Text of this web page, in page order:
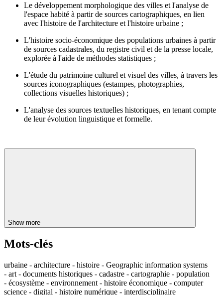
Le développement morphologique des villes et l'analyse de
l'espace habité à partir de sources cartographiques, en lien
avec l'histoire de l'architecture et l'histoire urbaine ;
L'histoire socio-économique des populations urbaines à partir
de sources cadastrales, du registre civil et de la presse locale,
explorée à l'aide de méthodes statistiques ;
L'étude du patrimoine culturel et visuel des villes, à travers les
sources iconographiques (estampes, photographies,
collections visuelles historiques) ;
L'analyse des sources textuelles historiques, en tenant compte
de leur évolution linguistique et formelle.
Show more
Mots-clés
urbaine - architecture - histoire - Geographic information systems
- art - documents historiques - cadastre - cartographie - population
- écosystème - environnement - histoire économique - computer
science - digital - histoire numérique - interdisciplinaire